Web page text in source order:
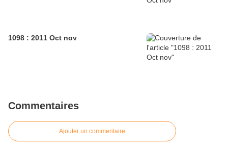
1098 : 2011 Oct nov
Commentaires
Ajouter un commentaire